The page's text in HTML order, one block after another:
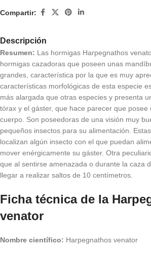
Compartir:
Descripción
Resumen: Las hormigas Harpegnathos
hormigas cazadoras que poseen unas
grandes, característica por la que es muy
características morfológicas de esta especie
más alargada que otras especies y presenta
tórax y el gáster, que hace parecer que posee
cuerpo. Son poseedoras de una visión muy
pequeños insectos para su alimentación.
localizan algún insecto con el que puedan
mover enérgicamente su gáster. Otra
que al sentirse amenazada o durante la caza
llegar a realizar saltos de 10 centímetros.
Ficha técnica de la
venator
Nombre científico: Harpegnathos venator